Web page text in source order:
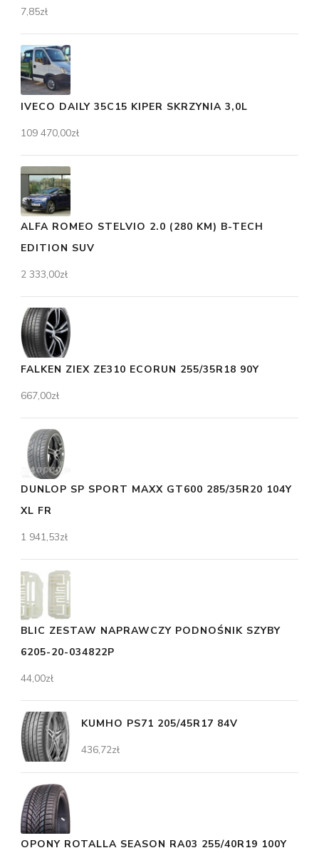
7,85zł
IVECO DAILY 35C15 KIPER SKRZYNIA 3,0L
109 470,00zł
ALFA ROMEO STELVIO 2.0 (280 KM) B-TECH
EDITION SUV
2 333,00zł
FALKEN ZIEX ZE310 ECORUN 255/35R18 90Y
667,00zł
DUNLOP SP SPORT MAXX GT600 285/35R20 104Y
XL FR
1 941,53zł
BLIC ZESTAW NAPRAWCZY PODNOŚNIK SZYBY
6205-20-034822P
44,00zł
KUMHO PS71 205/45R17 84V
436,72zł
OPONY ROTALLA SEASON RA03 255/40R19 100Y